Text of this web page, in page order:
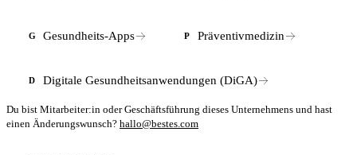
G Gesundheits-Apps P Präventivmedizin
D Digitale Gesundheitsanwendungen (DiGA)
Du bist Mitarbeiter:in oder Geschäftsführung dieses Unternehmens und hast
einen Änderungswunsch? hallo@bestes.com